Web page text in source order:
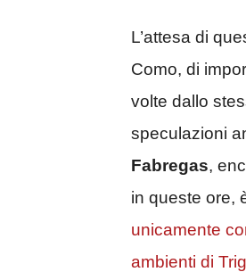
​L’attesa di
Como, di
volte dallo
speculazioni
Fabregas,
in queste ore,
unicamente
ambienti di